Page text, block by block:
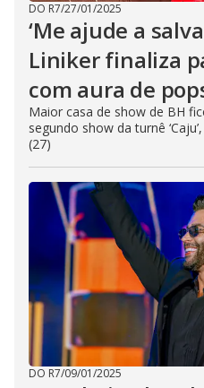
DO R7/27/01/2025
‘Me ajude a
Liniker finaliza
com aura de
Maior casa de show de BH
segundo show da turnê
(27)
DO R7/09/01/2025